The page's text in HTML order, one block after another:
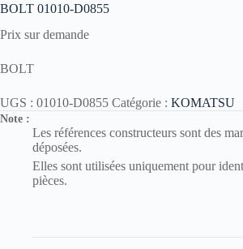
BOLT 01010-D0855
Prix sur demande
BOLT
UGS : 01010-D0855 Catégorie : KOMATSU
Note :
Les références constructeurs sont des
déposées.
Elles sont utilisées uniquement pour
pièces.